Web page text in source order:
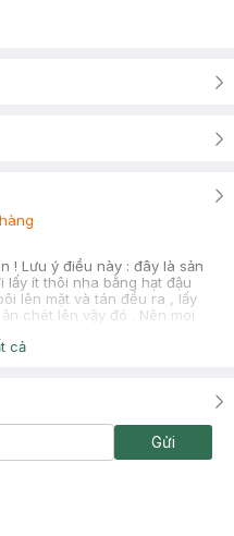
! Lưu ý điều này : đây là sản
lấy ít thôi nha bằng hạt đậu
lên mặt và tán đều ra , lấy
chét lên vậy đó . Nên mọi
cả
Gửi